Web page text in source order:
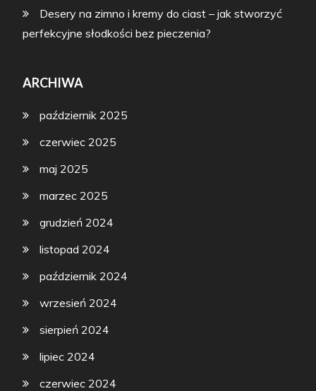
Desery na zimno i kremy do ciast – jak stworzyć
perfekcyjne słodkości bez pieczenia?
ARCHIWA
październik 2025
czerwiec 2025
maj 2025
marzec 2025
grudzień 2024
listopad 2024
październik 2024
wrzesień 2024
sierpień 2024
lipiec 2024
czerwiec 2024